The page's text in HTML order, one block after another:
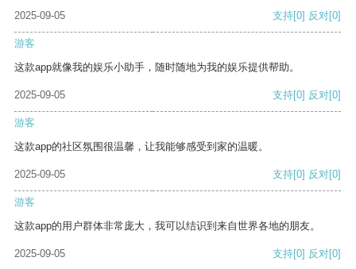
2025-09-05
支持[0] 反对[0]
游客
这款app就像我的娱乐小助手，随时随地为我的娱乐提供帮助。
2025-09-05 支持[0] 反对[0]
游客
这款app的社区氛围很温馨，让我能够感受到家的温暖。
2025-09-05 支持[0] 反对[0]
游客
这款app的用户群体非常庞大，我可以结识到来自世界各地的朋友。
2025-09-05 支持[0] 反对[0]